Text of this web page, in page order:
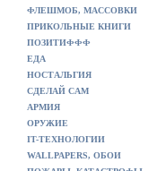
ФЛЕШМОБ, МАССОВКИ
ПРИКОЛЬНЫЕ КНИГИ
ПОЗИТИФФФ
ЕДА
НОСТАЛЬГИЯ
СДЕЛАЙ САМ
АРМИЯ
ОРУЖИЕ
IT-ТЕХНОЛОГИИ
WALLPAPERS, ОБОИ